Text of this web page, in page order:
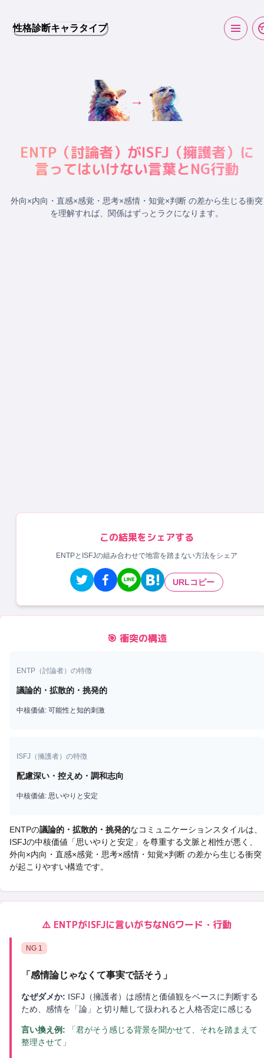
性格診断キャラタイプ
→
ENTP（討論者）がISFJ （擁護者）に
言ってはいけない言葉とNG行動
外向×内向・直感×感覚・思考×感情・知覚×判断 の差から生じる衝突
を理解すれば、関係はずっとラクになります。
この結果をシェアする
ENTPとISFJの組み合わせで地雷を踏まない方法をシェア
URLコピー
🎯 衝突の構造
ENTP （討論者）の特徴
議論的・拡散的・挑発的
中核価値: 可能性と知的刺激
ISFJ （擁護者）の特徴
配慮深い・控えめ・調和志向
中核価値: 思いやりと安定
ENTPの議論的・拡散的・挑発的なコミュニケーションスタイルは、
ISFJの中核価値「思いやりと安定 」を尊重する文脈と相性が悪く、
外向×内向・直感×感覚・思考×感情・知覚×判断 の差から生じる衝突
が起こりやすい構造です。
⚠️ ENTPがISFJに言いがちなNGワード・行動
NG 1
「 感情論じゃなくて事実で話そう 」
なぜダメか: ISFJ（擁護者）は感情と価値観をベースに判断する
ため、感情を「論」と切り離して扱われると人格否定に感じる
言い換え例:
「君がそう感じる背景を聞かせて、それを踏まえて
整理させて」